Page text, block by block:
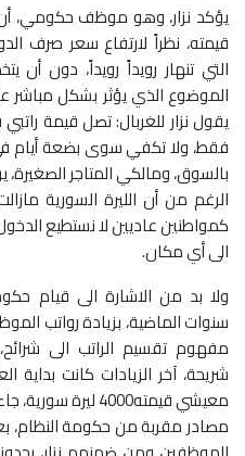
يؤكد نزار، وهو موظف حكومي،
قيمته، نظراً لارتفاع سعر صرف
التي تنهار رويداً رويداً، دون أن
الموضوع الذي يؤثر بشكل مباشر
يقول نزار للغربال: تصل قيمة
فقط، ولا تكفي سوى بضعة أيام في
بالسوق، ومالكي المتاجر
الرغم من أن الليرة السورية
كمواطنين عاديين لا نستطيع
الى أي مكان.
ولا بد من الاشارة الى قيام
سنوات الماضية، بزيادة رواتب
مفهوم تقسيم الراتب الى
شريحة، آخر الزيادات كانت
معيشي قيمته4000
مصادر مقربة من حكومة النظام،